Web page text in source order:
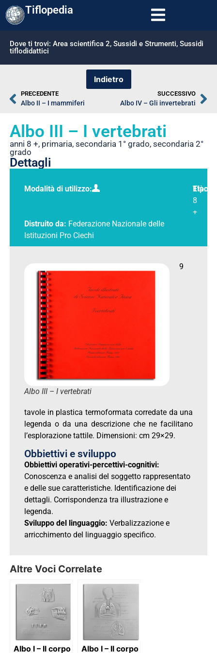
Tiflopedia
Dove ti trovi: Area scientifica 2, Sussidi e Strumenti, Sussidi
tiflodidattici
PRECEDENTE
Albo II – I mammiferi
SUCCESSIVO
Albo IV – Gli invertebrati
Albo III – I vertebrati
anni 8 +, primaria, secondaria 1° grado, secondaria 2°
grado
Dettagli
Modalità di utilizzo:
Età:
8
+
Distruito da: Federazione Nazionale delle
Istituzioni Pro Ciechi
Albo III – I vertebrati
9
tavole in plastica termoformata corredate da una
legenda o da una descrizione che ne facilitano
l’esplorazione tattile. Dimensioni: cm 29×29.
Obbiettivi e sviluppo
Obbiettivi operativi-percettivi-cognitivi:
Conoscenza e analisi del soggetto rappresentato
e delle sue caratteristiche. Identificazione dei
dettagli. Corrispondenza tra illustrazione e
legenda.
Sviluppo del linguaggio: Verbalizzazione e
arricchimento del linguaggio specifico.
Altre Voci Correlate
Albo I – Il corpo
Albo I – Il corpo